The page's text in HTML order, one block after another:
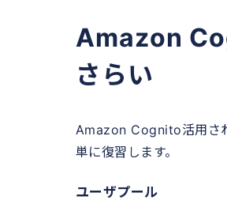
Amazon
さらい
Amazon Cognito活用さ
単に復習します。
ユーザプール